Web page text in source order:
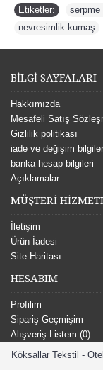
Etiketler:
nevresimlik kumaş
BİLGİ SAYFALARI
Hakkımızda
Mesafeli Satış
Gizlilik politikası
iade ve değişim
banka hesap bilgileri
Açıklamalar
MÜŞTERİ
İletişim
Ürün İadesi
Site Haritası
HESABIM
Profilim
Sipariş Geçmişim
Alışveriş Listem (0)
Köksallar Tekstil -